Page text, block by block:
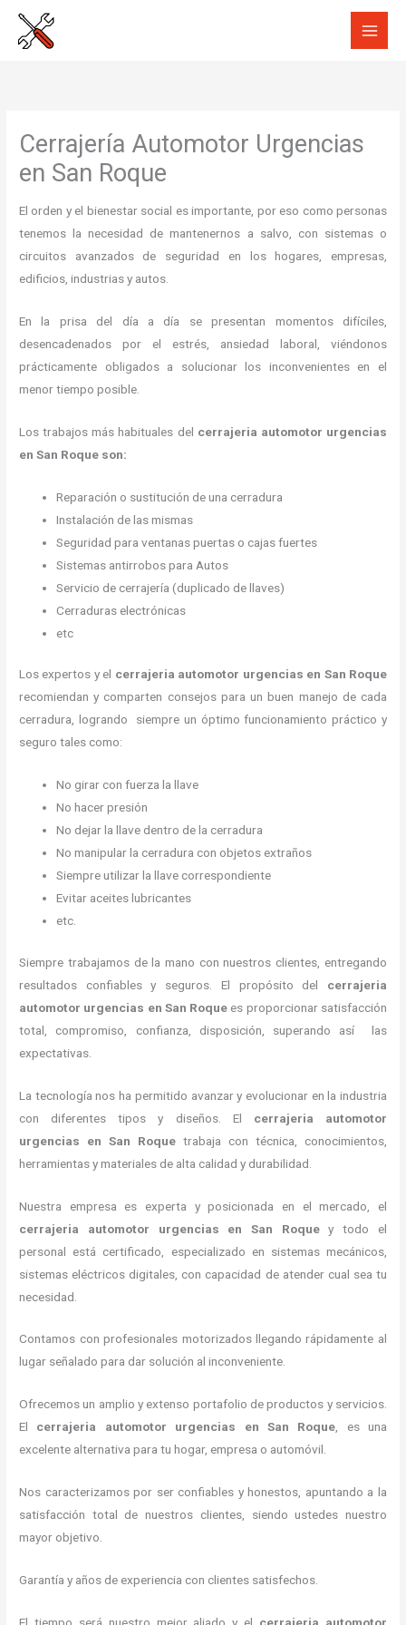
Cerrajería Automotor Urgencias
en San Roque
El orden y el bienestar social es importante, por eso como personas
tenemos la necesidad de mantenernos a salvo, con sistemas o
circuitos avanzados de seguridad en los hogares, empresas,
edificios, industrias y autos.
En la prisa del día a día se presentan momentos difíciles,
desencadenados por el estrés, ansiedad laboral, viéndonos
prácticamente obligados a solucionar los inconvenientes en el
menor tiempo posible.
Los trabajos más habituales del cerrajeria automotor urgencias
en San Roque son:
Reparación o sustitución de una cerradura
Instalación de las mismas
Seguridad para ventanas puertas o cajas fuertes
Sistemas antirrobos para Autos
Servicio de cerrajería (duplicado de llaves)
Cerraduras electrónicas
etc
Los expertos y el cerrajeria automotor urgencias en San Roque
recomiendan y comparten consejos para un buen manejo de cada
cerradura, logrando siempre un óptimo funcionamiento práctico y
seguro tales como:
No girar con fuerza la llave
No hacer presión
No dejar la llave dentro de la cerradura
No manipular la cerradura con objetos extraños
Siempre utilizar la llave correspondiente
Evitar aceites lubricantes
etc.
Siempre trabajamos de la mano con nuestros clientes, entregando
resultados confiables y seguros. El propósito del cerrajeria
automotor urgencias en San Roque es proporcionar satisfacción
total, compromiso, confianza, disposición, superando así las
expectativas.
La tecnología nos ha permitido avanzar y evolucionar en la industria
con diferentes tipos y diseños. El cerrajeria automotor
urgencias en San Roque trabaja con técnica, conocimientos,
herramientas y materiales de alta calidad y durabilidad.
Nuestra empresa es experta y posicionada en el mercado, el
cerrajeria automotor urgencias en San Roquey todo el
personal está certificado, especializado en sistemas mecánicos,
sistemas eléctricos digitales, con capacidad de atender cual sea tu
necesidad.
Contamos con profesionales motorizados llegando rápidamente al
lugar señalado para dar solución al inconveniente.
Ofrecemos un amplio y extenso portafolio de productos y servicios.
El cerrajeria automotor urgencias en San Roque, es una
excelente alternativa para tu hogar, empresa o automóvil.
Nos caracterizamos por ser confiables y honestos, apuntando a la
satisfacción total de nuestros clientes, siendo ustedes nuestro
mayor objetivo.
Garantía y años de experiencia con clientes satisfechos.